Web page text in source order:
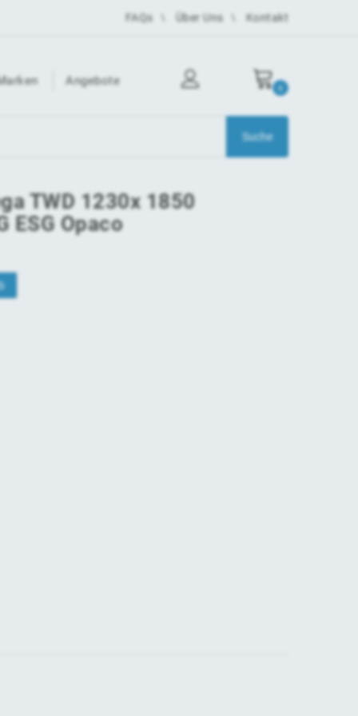
FAQs Über Uns Kontakt
Angebote
TWD 1230x 1850
ESG Opaco